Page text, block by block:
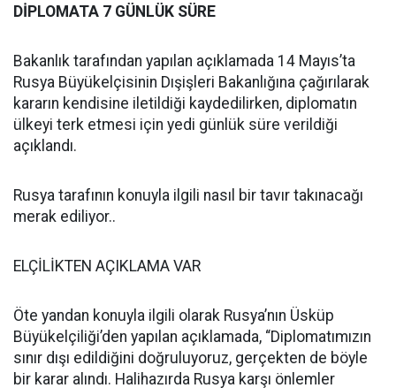
DİPLOMATA 7 GÜNLÜK SÜRE
Bakanlık tarafından yapılan açıklamada 14 Mayıs’ta
Rusya Büyükelçisinin Dışişleri Bakanlığına çağırılarak
kararın kendisine iletildiği kaydedilirken, diplomatın
ülkeyi terk etmesi için yedi günlük süre verildiği
açıklandı.
Rusya tarafının konuyla ilgili nasıl bir tavır takınacağı
merak ediliyor..
ELÇİLİKTEN AÇIKLAMA VAR
Öte yandan konuyla ilgili olarak Rusya’nın Üsküp
Büyükelçiliği’den yapılan açıklamada, “Diplomatımızın
sınır dışı edildiğini doğruluyoruz, gerçekten de böyle
bir karar alındı. Halihazırda Rusya karşı önlemler